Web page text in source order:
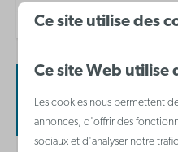
Inventaire de la cuisine
Four micro-ondes
Réfrigérateur avec
Waterkoker
Disponibilité et
Ce site utilise des
Ce site Web utilise
Les cookies nous permettent
annonces, d'offrir des
sociaux et d'analyser notre